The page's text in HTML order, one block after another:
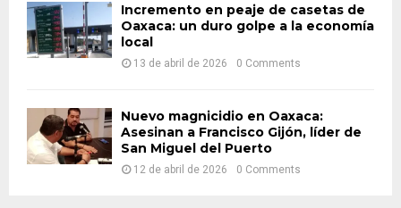
Incremento en peaje de casetas de
Oaxaca: un duro golpe a la economía
local
13 de abril de 2026 0 Comments
Nuevo magnicidio en Oaxaca:
Asesinan a Francisco Gijón, líder de
San Miguel del Puerto
12 de abril de 2026 0 Comments